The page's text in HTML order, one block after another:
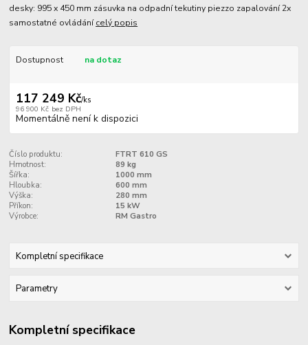
desky: 995 x 450 mm zásuvka na odpadní tekutiny piezzo zapalování 2x
samostatné ovládánícelý popis
Dostupnost na dotaz
117 249 Kč/ks
96 900 Kč bez DPH
Momentálně není k dispozici
Číslo produktu:
FTRT 610 GS
Hmotnost:
89 kg
Šířka:
1000 mm
Hloubka:
600 mm
Výška:
280 mm
Příkon:
15 kW
Výrobce:
RM Gastro
Kompletní specifikace
Parametry
Kompletní specifikace